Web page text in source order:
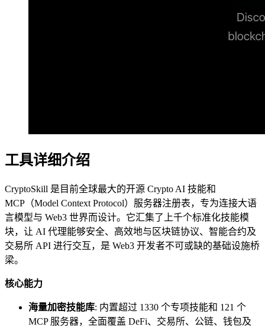
工具详细介绍
CryptoSkill 是目前全球最大的开源 Crypto AI 技能和
MCP（Model Context Protocol）服务器注册表，专为连接大语
言模型与 Web3 世界而设计。它汇集了上千个标准化技能模
块，让 AI 代理能够安全、高效地与区块链协议、智能合约及
交易所 API 进行交互，是 Web3 开发者不可或缺的基础设施桥
梁。
核心能力
海量加密技能库: 内置超过 1330 个专项技能和 121 个
MCP 服务器，全面覆盖 DeFi、交易所、公链、钱包及